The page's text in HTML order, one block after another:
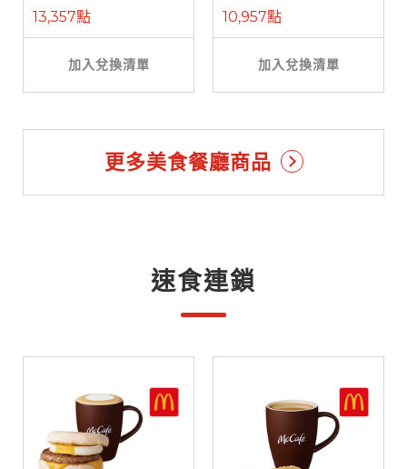
使用補需差 ...
13,357點
加入兌換清單
區使用補需 ...
10,957點
加入兌換清單
更多美食餐廳商品
速食連鎖